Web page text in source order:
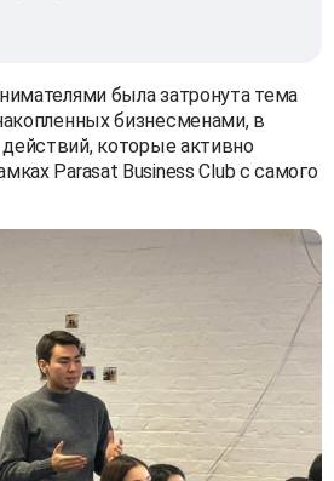
была затронута тема
бизнесменами, в
которые активно
Parasat Business Club с самого